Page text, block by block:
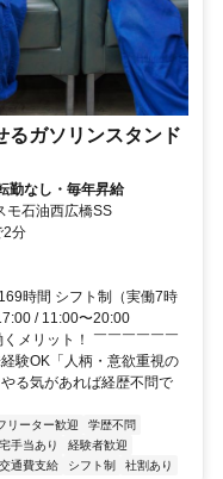
るガソリンスタンド
勤なし・毎年昇給
モ石油西広橋SS
2分
時間 シフト制（実働7時
/ 11:00〜20:00
メリット！ ￣￣￣￣￣￣
験OK「人柄・意欲重視の
る気があれば経歴不問で
リーター歓迎
学歴不問
手当あり
経験者歓迎
交通費支給 シフト制 社割あり